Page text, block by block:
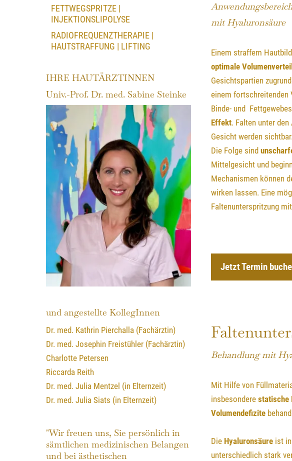
mit Hyaluronsäure
Einem straffem
optimale
Gesichtspartien
einem fortschreitenden
Binde- und
Effekt. Falten unter
Gesicht werden sichtbar.
Die Folge sind
Mittelgesicht und
Mechanismen können
wirken lassen. Eine
Faltenunterspritzung
Jetzt Termin
Behandlung mit
Mit Hilfe von
insbesondere statische
Volumendefizite
Die Hyaluronsäure ist
unterschiedlich stark
FETTWEGSPRITZE |
INJEKTIONSLIPOLYSE
RADIOFREQUENZTHERAPIE |
HAUTSTRAFFUNG | LIFTING
IHRE HAUTÄRZTINNEN
Univ.-Prof. Dr. med. Sabine Steinke
und angestellte KollegInnen
Dr. med. Kathrin Pierchalla (Fachärztin)
Dr. med. Josephin Freistühler (Fachärztin)
Charlotte Petersen
Riccarda Reith
Dr. med. Julia Mentzel (in Elternzeit)
Dr. med. Julia Siats (in Elternzeit)
"Wir freuen uns, Sie persönlich in
sämtlichen medizinischen Belangen
und bei ästhetischen